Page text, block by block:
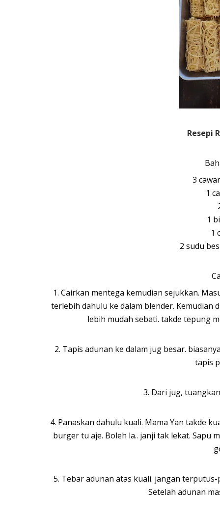
Resepi
3
1
1
1
2 sudu
1. Cairkan mentega kemudian sejukkan.
terlebih dahulu ke dalam blender. Kemudian
lebih mudah sebati. takde tepung
2. Tapis adunan ke dalam jug besar.
tapis
3. Dari jug,
4. Panaskan dahulu kuali. Mama Yan takde
burger tu aje. Boleh la.. janji tak lekat. Sapu
5. Tebar adunan atas kuali. jangan
Setelah adunan